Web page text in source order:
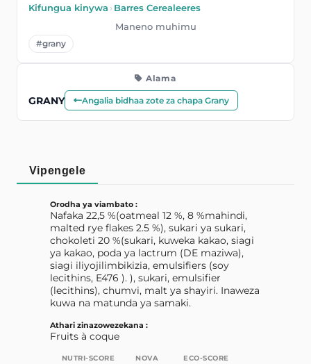
Kifungua kinywa ›Barres Cerealeeres
Maneno muhimu
#grany
Alama
GRANY Angalia bidhaa zote za chapa Grany
Vipengele
Orodha ya viambato :
Nafaka 22,5 %(oatmeal 12 %, 8 %mahindi,
malted rye flakes 2.5 %), sukari ya sukari,
chokoleti 20 %(sukari, kuweka kakao, siagi
ya kakao, poda ya lactrum (DE maziwa),
siagi iliyojilimbikizia, emulsifiers (soy
lecithins, E476 ). ), sukari, emulsifier
(lecithins), chumvi, malt ya shayiri. Inaweza
kuwa na matunda ya samaki.
Athari zinazowezekana :
Fruits à coque
NUTRI-SCORE NOVA ECO-SCORE